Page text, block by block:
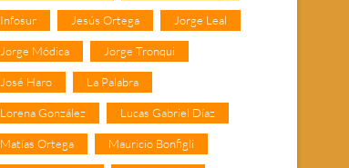
Infosur Jesús Ortega Jorge Leal
Jorge Módica Jorge Tronqui
José Haro La Palabra
Lorena González Lucas Gabriel Díaz
Matías Ortega Mauricio Bonfigli